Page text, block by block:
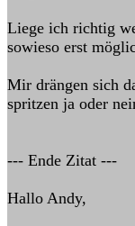
Liege ich richtig
sowieso erst
Mir drängen sich
spritzen ja oder
--- Ende Zitat ---
Hallo Andy,